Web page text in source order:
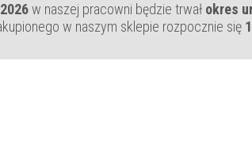
w naszej pracowni będzie trwał okres
w naszym sklepie rozpocznie się